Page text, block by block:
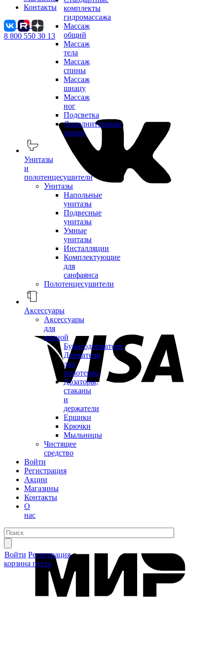
комплекты
гидромассажа
Массаж
общий
Массаж
тела
Массаж
спины
Массаж
шиацу
Массаж
ног
Подсветка
Дополнительные
опции
Унитазы
и
полотенцесушители
Унитазы
Напольные
унитазы
Подвесные
унитазы
Умные
унитазы
Инсталляции
Комплектующие
для
санфаянса
Полотенцесушители
Аксессуары
Аксессуары
для
ванной
Бумагодержатели
Держатели
для
полотенец
Дозаторы,
стаканы
и
держатели
Ершики
Крючки
Мыльницы
Чистящее
средство
Войти
Регистрация
Акции
Магазины
Контакты
О
нас
Войти Регистрация
корзина пуста
Контакты
8 800 550 30 13